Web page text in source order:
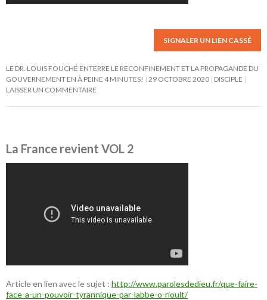
SIGNALER UN LIEN CASSÉ
LE DR. LOUIS FOUCHÉ ENTERRE LE RECONFINEMENT ET LA PROPAGANDE DU
GOUVERNEMENT EN À PEINE 4 MINUTES!
29 OCTOBRE 2020 DISCIPLE
LAISSER UN COMMENTAIRE
La France revient VOL 2
Article en lien avec le sujet : http://www.parolesdedieu.fr/que-faire-
face-a-un-pouvoir-tyrannique-par-labbe-o-rioult/